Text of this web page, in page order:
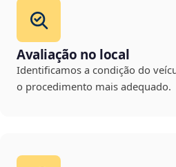
Avaliação no local
Identificamos a condição do
o procedimento mais adequado.